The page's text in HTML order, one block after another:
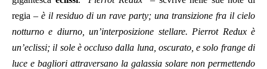
regia – è il residuo di un rave party; una transizione fra il cielo
notturno e diurno, un’interposizione stellare. Pierrot Redux è
un’eclissi; il sole è occluso dalla luna, oscurato, e solo frange di
luce e bagliori attraversano la galassia solare non permettendo